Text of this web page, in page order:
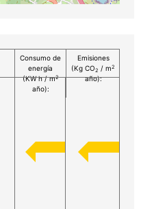
Consumo de
energía
(KW h / m2
año):
Emisiones
(Kg CO2 / m2
año):